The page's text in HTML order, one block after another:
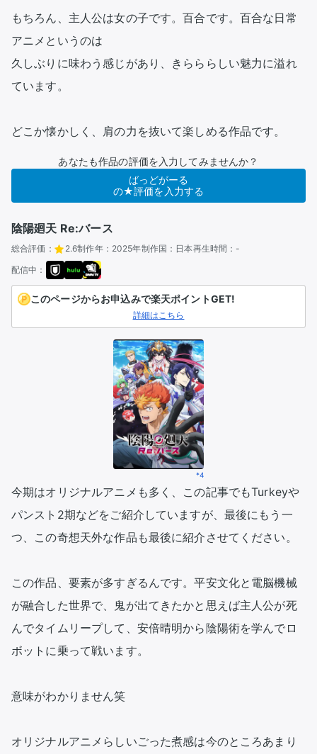
もちろん、主人公は女の子です。百合です。百合な日常
アニメというのは
久しぶりに味わう感じがあり、きらららしい魅力に溢れ
ています。
どこか懐かしく、肩の力を抜いて楽しめる作品です。
あなたも作品の評価を入力してみませんか？
ばっどがーる
の★評価を入力する
陰陽廻天 Re:バース
総合評価： 2.6制作年： 2025年制作国： 日本再生時間： -
配信中：
このページからお申込みで楽天ポイントGET!
詳細はこちら
*4
今期はオリジナルアニメも多く、この記事でもTurkeyや
パンスト2期などをご紹介していますが、最後にもう一
つ、この奇想天外な作品も最後に紹介させてください。
この作品、要素が多すぎるんです。平安文化と電脳機械
が融合した世界で、鬼が出てきたかと思えば主人公が死
んでタイムリープして、安倍晴明から陰陽術を学んでロ
ボットに乗って戦います。
意味がわかりません笑
オリジナルアニメらしいごった煮感は今のところあまり